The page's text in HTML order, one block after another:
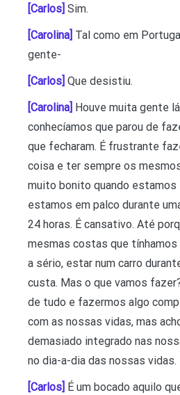
[Carlos] Sim.
[Carolina] Tal como em
gente-
[Carlos] Que desistiu.
[Carolina] Houve muita gente
conhecíamos que parou de
que fecharam. É frustrante
coisa e ter sempre os
muito bonito quando estamos
estamos em palco durante
24 horas. É cansativo. Até
mesmas costas que tínhamos
a sério, estar num carro
custa. Mas o que vamos
de tudo e fazermos algo
com as nossas vidas, mas
demasiado integrado nas
no dia-a-dia das nossas vidas.
[Carlos] É um bocado aquilo